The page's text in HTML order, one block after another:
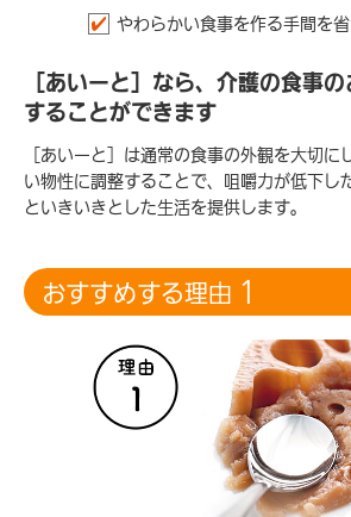
やわらかい食事を作る手間を
［あいーと］なら、介護の食事
することができます
［あいーと］は通常の食事の外観を大切に
い物性に調整することで、咀嚼力が低下し
といきいきとした生活を提供します。
おすすめする理由 1